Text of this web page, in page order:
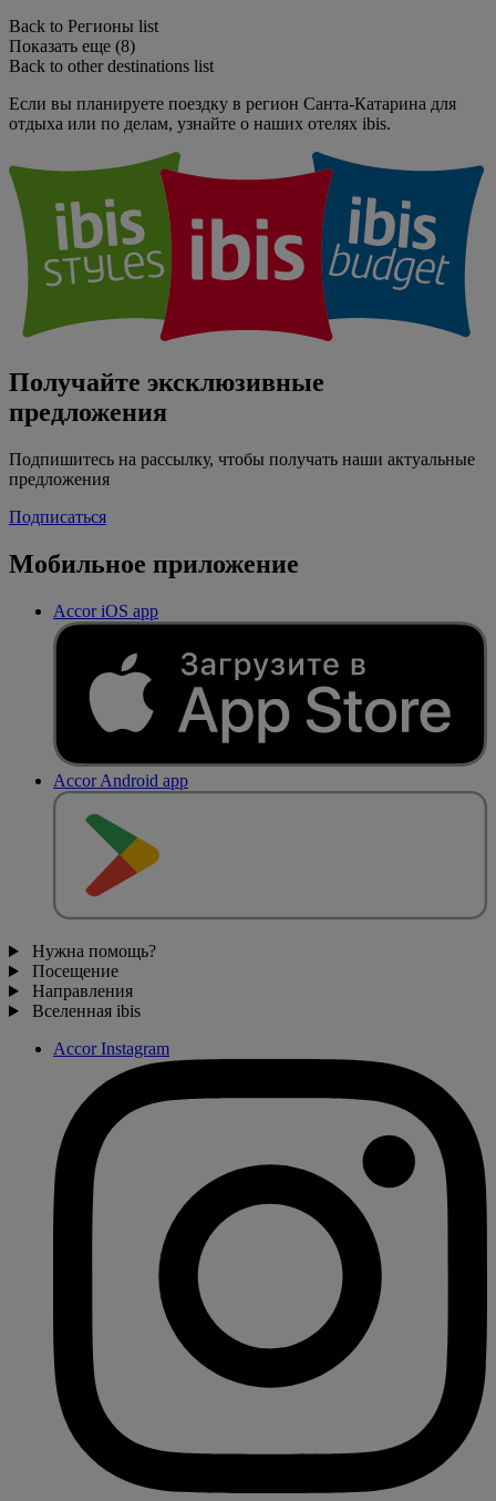
Back to Регионы list
Показать еще (8)
Back to other destinations list
Если вы планируете поездку в регион Санта-Катарина для
отдыха или по делам, узнайте о наших отелях ibis.
Получайте эксклюзивные
предложения
Подпишитесь на рассылку, чтобы получать наши актуальные
предложения
Подписаться
Мобильное приложение
Accor iOS app
Accor Android app
Нужна помощь?
Посещение
Направления
Вселенная ibis
Accor Instagram